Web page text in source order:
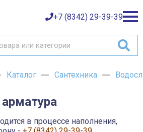
+7 (8342) 29-39-39
и уплотнения
Каталог Сантехника
в процессе наполнения,